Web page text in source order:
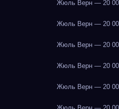
Жюль Верн — 20
Жюль Верн — 20
Жюль Верн — 20
Жюль Верн — 20
Жюль Верн — 20